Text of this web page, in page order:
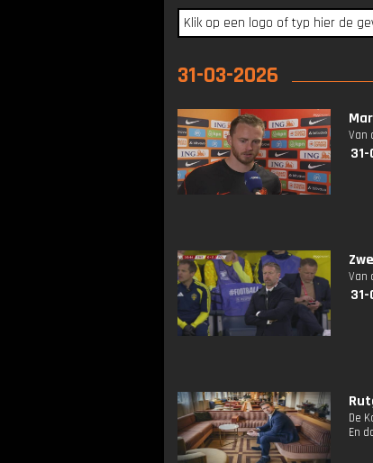
31-03-2026
Van
Van
De
En